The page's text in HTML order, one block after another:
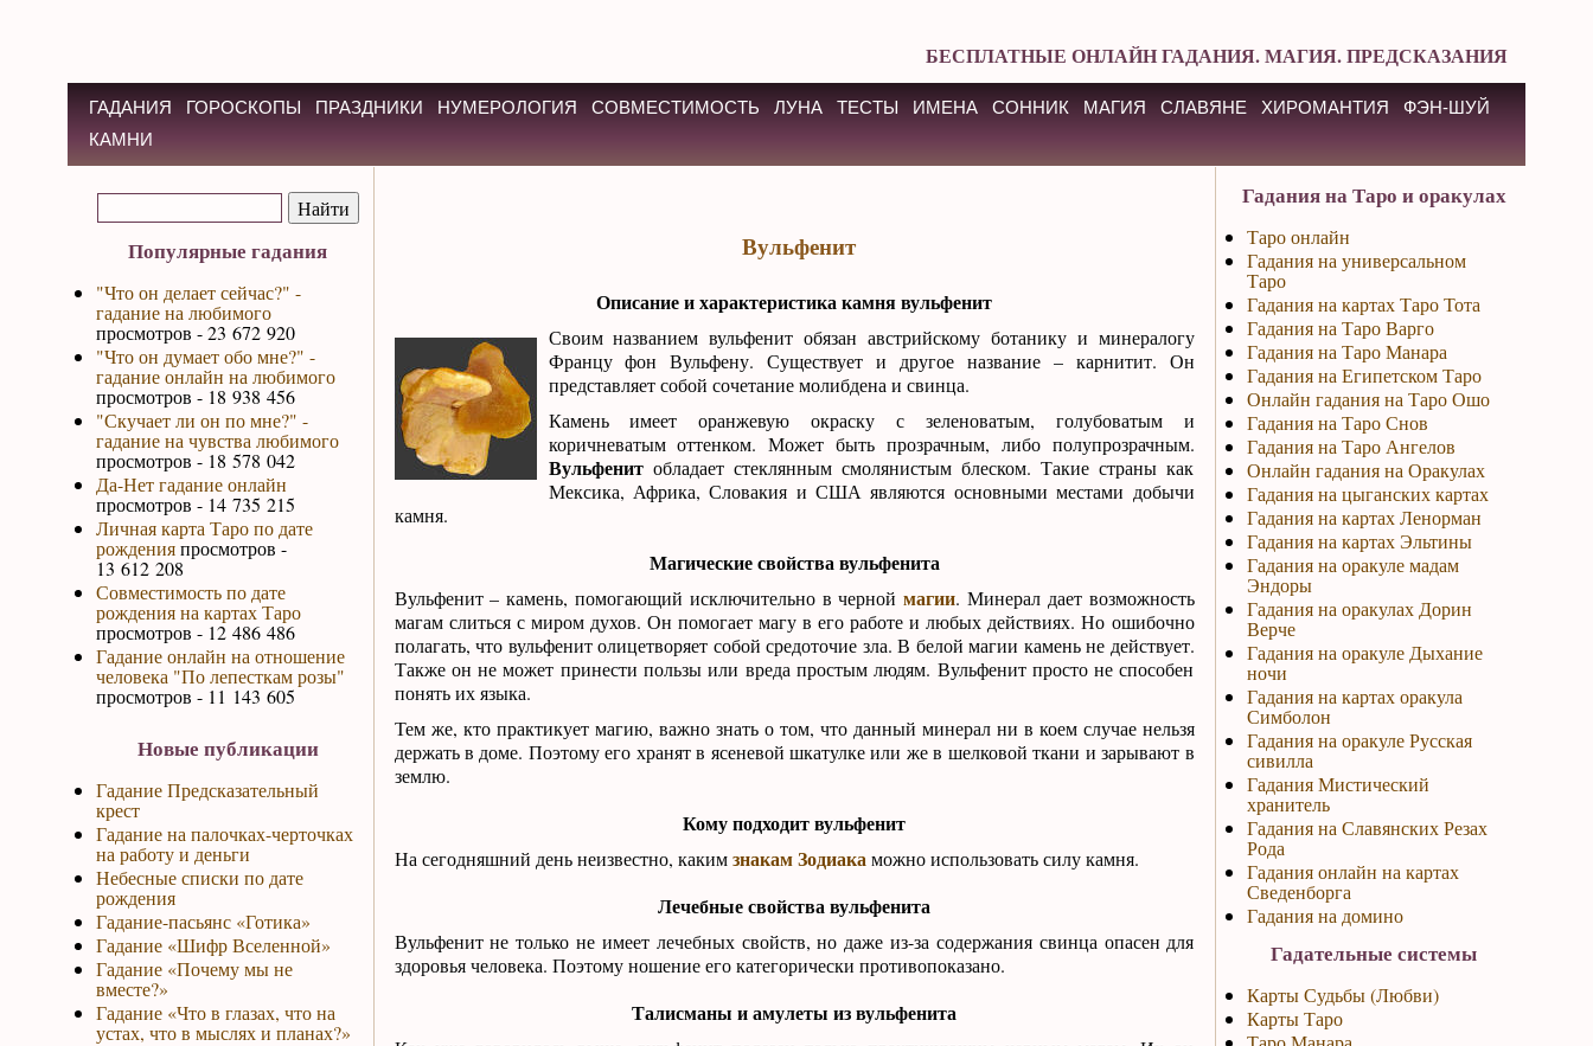
БЕСПЛАТНЫЕ ОНЛАЙН ГАДАНИЯ. МАГИЯ. ПРЕДСКАЗАНИЯ
ГАДАНИЯ ГОРОСКОПЫ ПРАЗДНИКИ НУМЕРОЛОГИЯ СОВМЕСТИМОСТЬ ЛУНА ТЕСТЫ ИМЕНА СОННИК МАГИЯ СЛАВЯНЕ ХИРОМАНТИЯ
ФЭН-ШУЙ
КАМНИ
Популярные гадания
"Что он делает сейчас?" -
гадание на любимого
просмотров - 23 672 920
"Что он думает обо мне?" -
гадание онлайн на любимого
просмотров - 18 938 456
"Скучает ли он по мне?" -
гадание на чувства любимого
просмотров - 18 578 042
Да-Нет гадание онлайн
просмотров - 14 735 215
Личная карта Таро по дате
рожденияпросмотров -
13 612 208
Совместимость по дате
рождения на картах Таро
просмотров - 12 486 486
Гадание онлайн на отношение
человека "По лепесткам розы"
просмотров - 11 143 605
Новые публикации
Гадание Предсказательный
крест
Гадание на палочках-черточках
на работу и деньги
Небесные списки по дате
рождения
Гадание-пасьянс «Готика»
Гадание «Шифр Вселенной»
Гадание «Почему мы не
вместе?»
Гадание «Что в глазах, что на
устах, что в мыслях и планах?»
Вульфенит
Описание и характеристика камня вульфенит
Своим названием вульфенит обязан австрийскому ботанику и минералогу
Францу фон Вульфену. Существует и другое название – карнитит. Он
представляет собой сочетание молибдена и свинца.
Камень имеет оранжевую окраску с зеленоватым, голубоватым и
коричневатым оттенком. Может быть прозрачным, либо полупрозрачным.
Вульфенитобладает стеклянным смолянистым блеском. Такие страны как
Мексика, Африка, Словакия и США являются основными местами добычи
камня.
Магические свойства вульфенита
Вульфенит – камень, помогающий исключительно в черноймагии. Минерал дает возможность
магам слиться с миром духов. Он помогает магу в его работе и любых действиях. Но ошибочно
полагать, что вульфенит олицетворяет собой средоточие зла. В белой магии камень не действует.
Также он не может принести пользы или вреда простым людям. Вульфенит просто не способен
понять их языка.
Тем же, кто практикует магию, важно знать о том, что данный минерал ни в коем случае нельзя
держать в доме. Поэтому его хранят в ясеневой шкатулке или же в шелковой ткани и зарывают в
землю.
Кому подходит вульфенит
На сегодняшний день неизвестно, какимзнакам Зодиака можно использовать силу камня.
Лечебные свойства вульфенита
Вульфенит не только не имеет лечебных свойств, но даже из-за содержания свинца опасен для
здоровья человека. Поэтому ношение его категорически противопоказано.
Талисманы и амулеты из вульфенита
Гадания на Таро и оракулах
Таро онлайн
Гадания на универсальном
Таро
Гадания на картах Таро Тота
Гадания на Таро Варго
Гадания на Таро Манара
Гадания на Египетском Таро
Онлайн гадания на Таро Ошо
Гадания на Таро Снов
Гадания на Таро Ангелов
Онлайн гадания на Оракулах
Гадания на цыганских картах
Гадания на картах Ленорман
Гадания на картах Эльтины
Гадания на оракуле мадам
Эндоры
Гадания на оракулах Дорин
Верче
Гадания на оракуле Дыхание
ночи
Гадания на картах оракула
Симболон
Гадания на оракуле Русская
сивилла
Гадания Мистический
хранитель
Гадания на Славянских Резах
Рода
Гадания онлайн на картах
Сведенборга
Гадания на домино
Гадательные системы
Карты Судьбы (Любви)
Карты Таро